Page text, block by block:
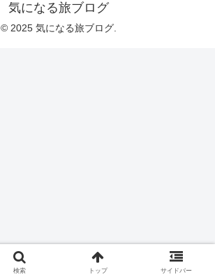
気になる旅ブログ
© 2025 気になる旅ブログ.
検索 トップ サイドバー